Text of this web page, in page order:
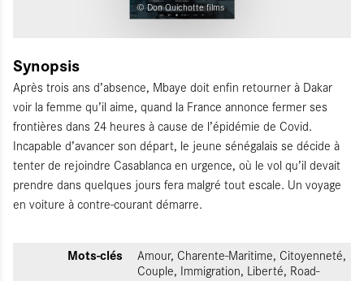
© Don Quichotte films
Synopsis
Après trois ans d’absence, Mbaye doit enfin retourner à Dakar
voir la femme qu’il aime, quand la France annonce fermer ses
frontières dans 24 heures à cause de l’épidémie de Covid.
Incapable d’avancer son départ, le jeune sénégalais se décide à
tenter de rejoindre Casablanca en urgence, où le vol qu’il devait
prendre dans quelques jours fera malgré tout escale. Un voyage
en voiture à contre-courant démarre.
Mots-clés
Amour, Charente-Maritime, Citoyenneté,
Couple, Immigration, Liberté, Road-